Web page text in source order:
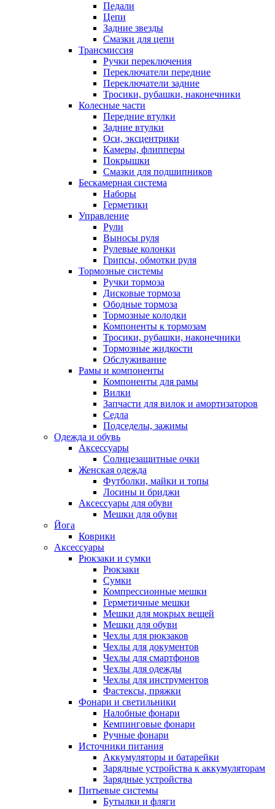
Педали
Цепи
Задние звезды
Смазки для цепи
Трансмиссия
Ручки переключения
Переключатели передние
Переключатели задние
Тросики, рубашки, наконечники
Колесные части
Передние втулки
Задние втулки
Оси, эксцентрики
Камеры, флипперы
Покрышки
Смазки для подшипников
Бескамерная система
Наборы
Герметики
Управление
Рули
Выносы руля
Рулевые колонки
Грипсы, обмотки руля
Тормозные системы
Ручки тормоза
Дисковые тормоза
Ободные тормоза
Тормозные колодки
Компоненты к тормозам
Тросики, рубашки, наконечники
Тормозные жидкости
Обслуживание
Рамы и компоненты
Компоненты для рамы
Вилки
Запчасти для вилок и амортизаторов
Седла
Подседелы, зажимы
Одежда и обувь
Аксессуары
Солнцезащитные очки
Женская одежда
Футболки, майки и топы
Лосины и бриджи
Аксессуары для обуви
Мешки для обуви
Йога
Коврики
Аксессуары
Рюкзаки и сумки
Рюкзаки
Сумки
Компрессионные мешки
Герметичные мешки
Мешки для мокрых вещей
Мешки для обуви
Чехлы для рюкзаков
Чехлы для документов
Чехлы для смартфонов
Чехлы для одежды
Чехлы для инструментов
Фастексы, пряжки
Фонари и светильники
Налобные фонари
Кемпинговые фонари
Ручные фонари
Источники питания
Аккумуляторы и батарейки
Зарядные устройства к аккумуляторам
Зарядные устройства
Питьевые системы
Бутылки и фляги